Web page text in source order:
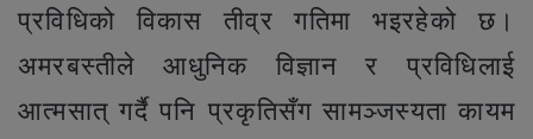
प्रविधिको विकास तीव्र गतिमा भइरहेको छ।
अमरबस्तीले आधुनिक विज्ञान र प्रविधिलाई
आत्मसात् गर्दै पनि प्रकृतिसँग सामञ्जस्यता कायम